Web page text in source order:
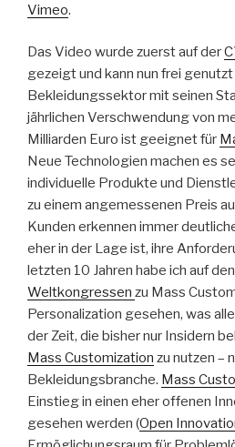
Vimeo.
Das Video wurde zuerst auf der
gezeigt und kann nun frei
Bekleidungssektor mit seinen
jährlichen Verschwendung von
Milliarden Euro ist geeignet für
Neue Technologien machen es
individuelle Produkte und
zu einem angemessenen Preis
Kunden erkennen immer
eher in der Lage ist, ihre
letzten 10 Jahren habe ich auf
Weltkongressen zu Mass
Personalization gesehen, was
der Zeit, die bisher nur Insidern
Mass Customization zu nutzen –
Bekleidungsbranche. Mass
Einstieg in einen eher offenen
gesehen werden (Open